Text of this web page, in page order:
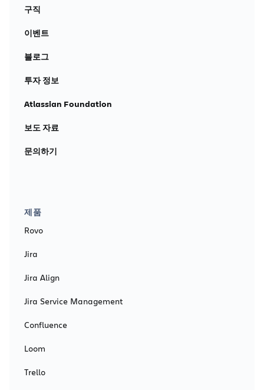
구직
이벤트
블로그
투자 정보
Atlassian Foundation
보도 자료
문의하기
제품
Rovo
Jira
Jira Align
Jira Service Management
Confluence
Loom
Trello